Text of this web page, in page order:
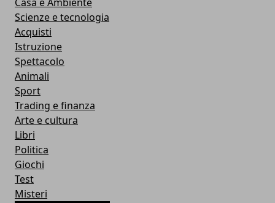
Scienze e tecnologia
Acquisti
Istruzione
Spettacolo
Animali
Sport
Trading e finanza
Arte e cultura
Libri
Politica
Giochi
Test
Misteri